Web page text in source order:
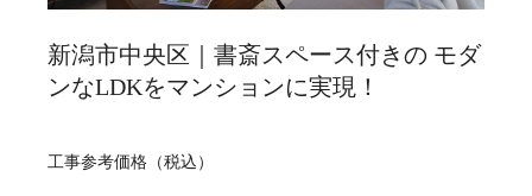
新潟市中央区｜書斎スペース付きの モダ
ンなLDKをマンションに実現！
工事参考価格（税込）